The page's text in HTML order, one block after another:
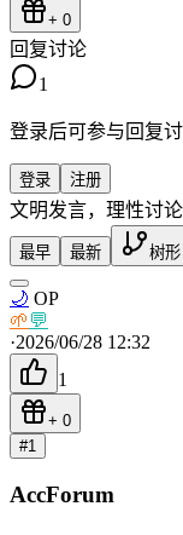
+ 0
回复讨论
1
登录后可参与回复讨
登录 注册
文明发言，理性讨论
最早 最新 树形
🌙 OP
🌱 💬
·2026/06/28 12:32
1
+ 0
#1
AccForum